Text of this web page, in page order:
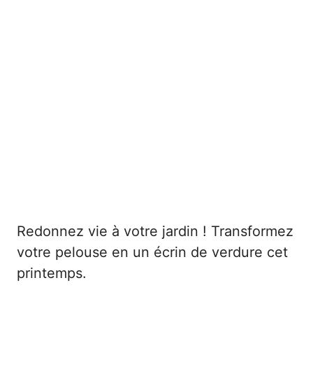
Redonnez vie à votre jardin ! Transformez
votre pelouse en un écrin de verdure cet
printemps.